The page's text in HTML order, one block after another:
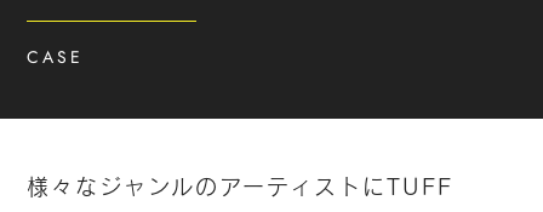
CASE
様々なジャンルのアーティストにTUFF